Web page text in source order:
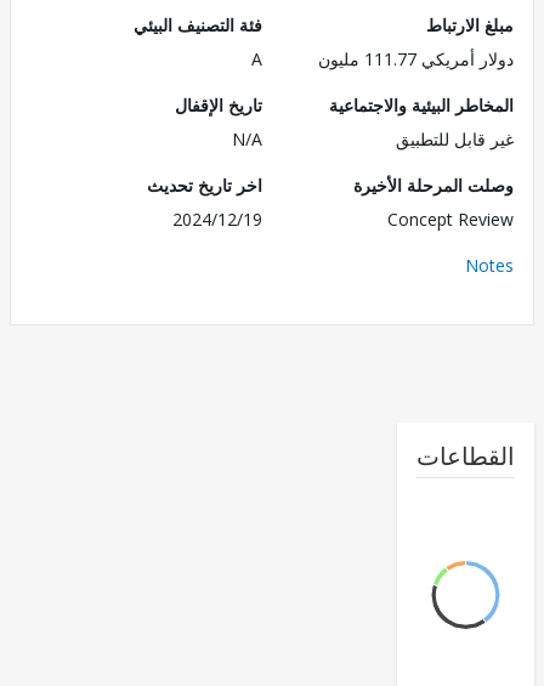
111.77 مليون
فئة التصنيف البيئي
A
البيئية والاجتماعية
للتطبيق
تاريخ الإقفال
المرحلة الأخيرة
Concept
اخر تاريخ تحديث
2024/12/19